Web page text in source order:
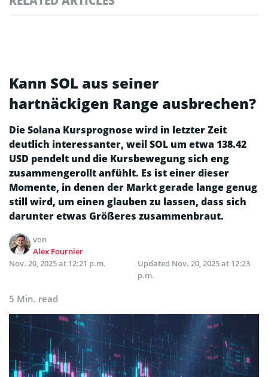
Kann SOL aus seiner
hartnäckigen Range ausbrechen?
Die Solana Kursprognose wird in letzter Zeit
deutlich interessanter, weil SOL um etwa 138.42
USD pendelt und die Kursbewegung sich eng
zusammengerollt anfühlt. Es ist einer dieser
Momente, in denen der Markt gerade lange genug
still wird, um einen glauben zu lassen, dass sich
darunter etwas Größeres zusammenbraut.
von
Alex Fournier
Nov. 20, 2025 at 12:21 p.m.
Updated Nov. 20, 2025 at 12:23
p.m.
5 Min. read